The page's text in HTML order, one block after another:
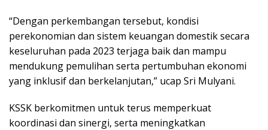
“Dengan perkembangan tersebut, kondisi
perekonomian dan sistem keuangan domestik secara
keseluruhan pada 2023 terjaga baik dan mampu
mendukung pemulihan serta pertumbuhan ekonomi
yang inklusif dan berkelanjutan,” ucap Sri Mulyani.
KSSK berkomitmen untuk terus memperkuat
koordinasi dan sinergi, serta meningkatkan